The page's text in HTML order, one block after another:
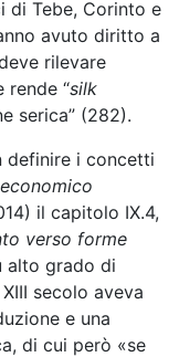
di Tebe, Corinto e
avuto diritto a
rilevare
rende “silk
serica” (282).
definire i concetti
il capitolo IX.4,
verso forme
alto grado di
secolo aveva
e una
di cui però «se